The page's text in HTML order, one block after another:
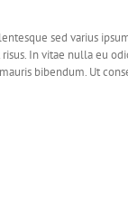
sed varius
In vitae nulla eu
bibendum. Ut